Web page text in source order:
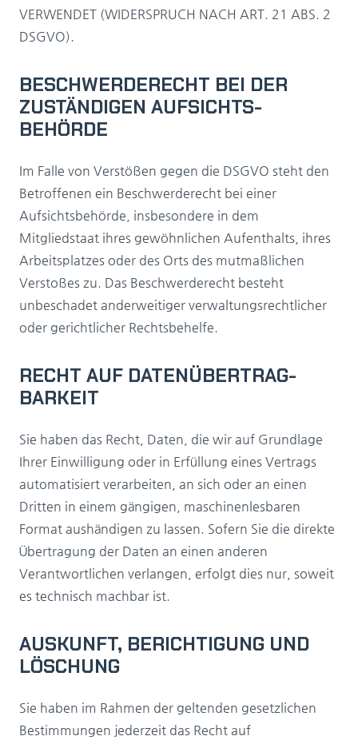
VERWENDET (WIDERSPRUCH NACH ART. 21 ABS. 2
DSGVO).
BESCHWERDE­RECHT BEI DER
ZUSTÄNDIGEN AUFSICHTS­
BEHÖRDE
Im Falle von Verstößen gegen die DSGVO steht den
Betroffenen ein Beschwerderecht bei einer
Aufsichtsbehörde, insbesondere in dem
Mitgliedstaat ihres gewöhnlichen Aufenthalts, ihres
Arbeitsplatzes oder des Orts des mutmaßlichen
Verstoßes zu. Das Beschwerderecht besteht
unbeschadet anderweitiger verwaltungsrechtlicher
oder gerichtlicher Rechtsbehelfe.
RECHT AUF DATEN­ÜBERTRAG­
BARKEIT
Sie haben das Recht, Daten, die wir auf Grundlage
Ihrer Einwilligung oder in Erfüllung eines Vertrags
automatisiert verarbeiten, an sich oder an einen
Dritten in einem gängigen, maschinenlesbaren
Format aushändigen zu lassen. Sofern Sie die direkte
Übertragung der Daten an einen anderen
Verantwortlichen verlangen, erfolgt dies nur, soweit
es technisch machbar ist.
AUSKUNFT, BERICHTIGUNG UND
LÖSCHUNG
Sie haben im Rahmen der geltenden gesetzlichen
Bestimmungen jederzeit das Recht auf